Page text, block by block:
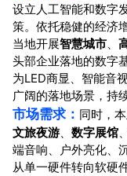
设立人工智能和数字
策。依托稳健的经济
当地开展智慧城市、
头部企业落地的数字
为LED商显、智能音
广阔的落地场景，持
市场需求： 同时，
文旅夜游、 数字展馆、
端音响、户外亮化、
从单一硬件转向软硬